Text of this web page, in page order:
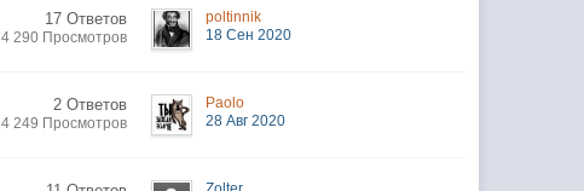
17 Ответов
4 290 Просмотров
poltinnik
18 Сен 2020
2 Ответов
4 249 Просмотров
Paolo
28 Авг 2020